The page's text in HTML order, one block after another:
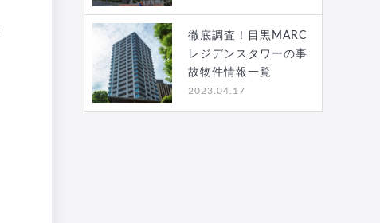
徹底調査！目黒MARC
レジデンスタワーの事
故物件情報一覧
2023.04.17